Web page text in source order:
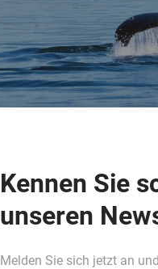
Kennen Sie
unseren
Melden Sie sich jetzt an